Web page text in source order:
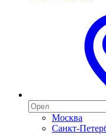
Москва
Санкт-